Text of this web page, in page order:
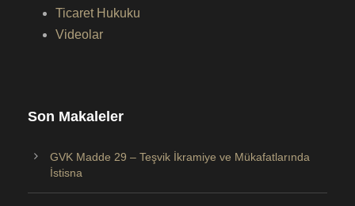
Ticaret Hukuku
Videolar
Son Makaleler
GVK Madde 29 – Teşvik İkramiye ve Mükafatlarında
İstisna